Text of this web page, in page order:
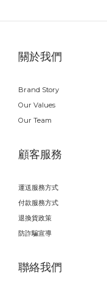
關於我們
Brand Story
Our Values
Our Team
顧客服務
運送服務方式
付款服務方式
退換貨政策
防詐騙宣導
聯絡我們